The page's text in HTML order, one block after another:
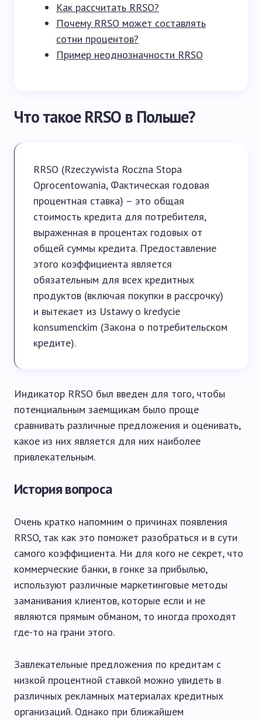
Как рассчитать RRSO?
Почему RRSO может составлять
сотни процентов?
Пример неоднозначности RRSO
Что такое RRSO в Польше?
RRSO (Rzeczywista Roczna Stopa
Oprocentowania, Фактическая годовая
процентная ставка) – это общая
стоимость кредита для потребителя,
выраженная в процентах годовых от
общей суммы кредита. Предоставление
этого коэффициента является
обязательным для всех кредитных
продуктов (включая покупки в рассрочку)
и вытекает из Ustawy o kredycie
konsumenckim (Закона о потребительском
кредите).
Индикатор RRSO был введен для того, чтобы
потенциальным заемщикам было проще
сравнивать различные предложения и оценивать,
какое из них является для них наиболее
привлекательным.
История вопроса
Очень кратко напомним о причинах появления
RRSO, так как это поможет разобраться и в сути
самого коэффициента. Ни для кого не секрет, что
коммерческие банки, в гонке за прибылью,
используют различные маркетинговые методы
заманивания клиентов, которые если и не
являются прямым обманом, то иногда проходят
где-то на грани этого.
Завлекательные предложения по кредитам с
низкой процентной ставкой можно увидеть в
различных рекламных материалах кредитных
организаций. Однако при ближайшем